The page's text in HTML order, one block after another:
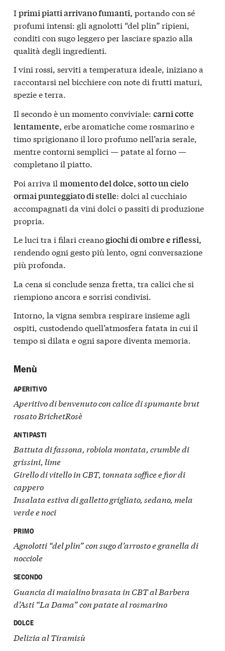
Iprimi piatti arrivano fumanti, portando con sé
profumi intensi: gli agnolotti “del plin” ripieni,
conditi con sugo leggero per lasciare spazio alla
qualità degli ingredienti.
I vini rossi, serviti a temperatura ideale, iniziano a
raccontarsi nel bicchiere con note di frutti maturi,
spezie e terra.
Il secondo è un momento conviviale: carni cotte
lentamente, erbe aromatiche come rosmarino e
timo sprigionano il loro profumo nell’aria serale,
mentre contorni semplici — patate al forno —
completano il piatto.
Poi arriva il momento del dolce, sotto un cielo
ormai punteggiato di stelle: dolci al cucchiaio
accompagnati da vini dolci o passiti di produzione
propria.
Le luci tra i filari creanogiochi di ombre e riflessi,
rendendo ogni gesto più lento, ogni conversazione
più profonda.
La cena si conclude senza fretta, tra calici che si
riempiono ancora e sorrisi condivisi.
Intorno, la vigna sembra respirare insieme agli
ospiti, custodendo quell’atmosfera fatata in cui il
tempo si dilata e ogni sapore diventa memoria.
Menù
APERITIVO
Aperitivo di benvenuto con calice di spumante brut
rosato BrichetRosè
ANTIPASTI
Battuta di fassona, robiola montata, crumble di
grissini, lime
Girello di vitello in CBT, tonnata soffice e fior di
cappero
Insalata estiva di galletto grigliato, sedano, mela
verde e noci
PRIMO
Agnolotti “del plin” con sugo d’arrosto e granella di
nocciole
SECONDO
Guancia di maialino brasata in CBT al Barbera
d’Asti “La Dama” con patate al rosmarino
DOLCE
Delizia al Tiramisù